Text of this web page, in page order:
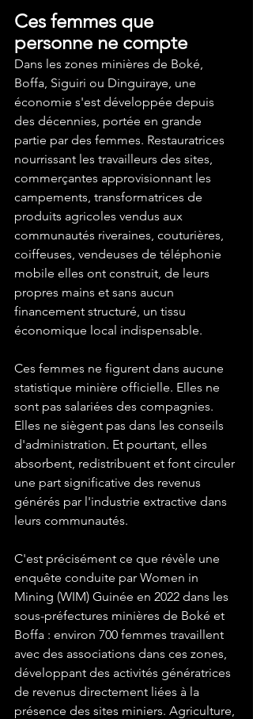
Ces femmes que
personne ne compte
Dans les zones minières de Boké,
Boffa, Siguiri ou Dinguiraye, une
économie s'est développée depuis
des décennies, portée en grande
partie par des femmes. Restauratrices
nourrissant les travailleurs des sites,
commerçantes approvisionnant les
campements, transformatrices de
produits agricoles vendus aux
communautés riveraines, couturières,
coiffeuses, vendeuses de téléphonie
mobile elles ont construit, de leurs
propres mains et sans aucun
financement structuré, un tissu
économique local indispensable.
Ces femmes ne figurent dans aucune
statistique minière officielle. Elles ne
sont pas salariées des compagnies.
Elles ne siègent pas dans les conseils
d'administration. Et pourtant, elles
absorbent, redistribuent et font circuler
une part significative des revenus
générés par l'industrie extractive dans
leurs communautés.
C'est précisément ce que révèle une
enquête conduite par Women in
Mining (WIM) Guinée en 2022 dans les
sous-préfectures minières de Boké et
Boffa : environ 700 femmes travaillent
avec des associations dans ces zones,
développant des activités génératrices
de revenus directement liées à la
présence des sites miniers. Agriculture,